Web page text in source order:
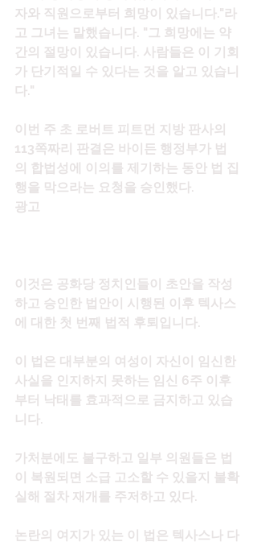
자와 직원으로부터 희망이 있습니다."라
고 그녀는 말했습니다. "그 희망에는 약
간의 절망이 있습니다. 사람들은 이 기회
가 단기적일 수 있다는 것을 알고 있습니
다."
이번 주 초 로버트 피트먼 지방 판사의
113쪽짜리 판결은 바이든 행정부가 법
의 합법성에 이의를 제기하는 동안 법 집
행을 막으라는 요청을 승인했다.
광고
이것은 공화당 정치인들이 초안을 작성
하고 승인한 법안이 시행된 이후 텍사스
에 대한 첫 번째 법적 후퇴입니다.
이 법은 대부분의 여성이 자신이 임신한
사실을 인지하지 못하는 임신 6주 이후
부터 낙태를 효과적으로 금지하고 있습
니다.
가처분에도 불구하고 일부 의원들은 법
이 복원되면 소급 고소할 수 있을지 불확
실해 절차 재개를 주저하고 있다.
논란의 여지가 있는 이 법은 텍사스나 다